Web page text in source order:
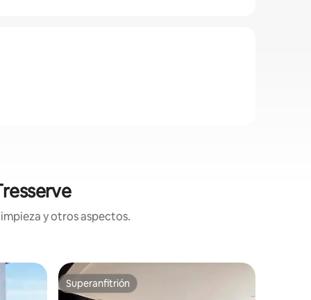
y otros aspectos.
Superanfitrión
Superanfitrión